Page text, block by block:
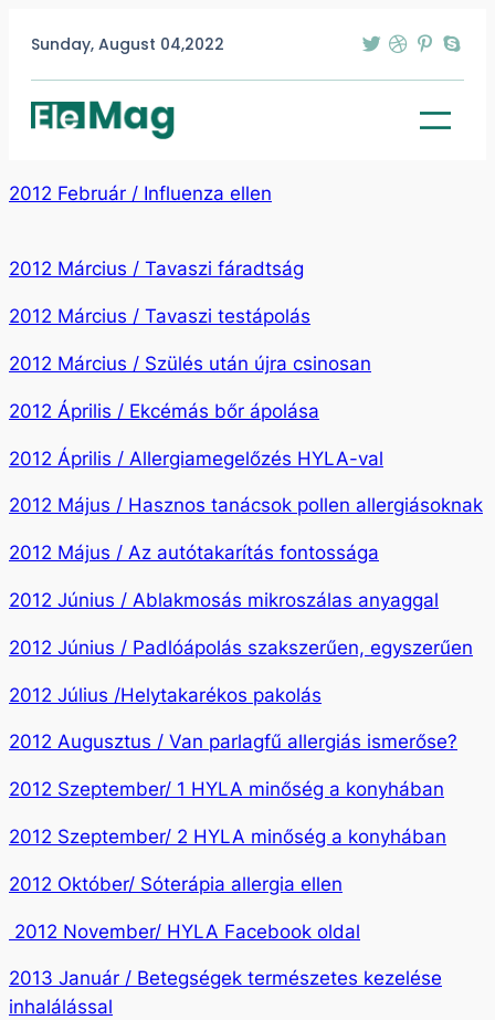
Sunday, August 04,2022
2012 Február / Influenza ellen
2012 Március / Tavaszi fáradtság
2012 Március / Tavaszi testápolás
2012 Március / Szülés után újra csinosan
2012 Április / Ekcémás bőr ápolása
2012 Április / Allergiamegelőzés HYLA-val
2012 Május / Hasznos tanácsok pollen allergiásoknak
2012 Május / Az autótakarítás fontossága
2012 Június / Ablakmosás mikroszálas anyaggal
2012 Június / Padlóápolás szakszerűen, egyszerűen
2012 Július /Helytakarékos pakolás
2012 Augusztus / Van parlagfű allergiás ismerőse?
2012 Szeptember/ 1 HYLA minőség a konyhában
2012 Szeptember/ 2 HYLA minőség a konyhában
2012 Október/ Sóterápia allergia ellen
2012 November/ HYLA Facebook oldal
2013 Január / Betegségek természetes kezelése
inhalálással